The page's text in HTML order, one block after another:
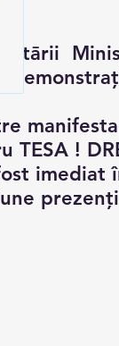
TESA !
imediat
postări
postare